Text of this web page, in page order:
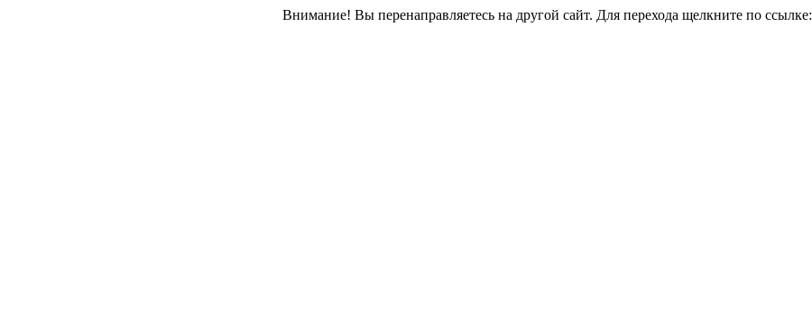
Внимание! Вы перенаправляетесь на другой сайт. Для перехода щелкните по ссылке: